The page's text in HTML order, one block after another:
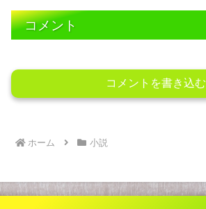
コメント
コメントを書き込む
ホーム 小説